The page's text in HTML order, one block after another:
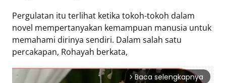
Pergulatan itu terlihat ketika tokoh-tokoh dalam
novel mempertanyakan kemampuan manusia untuk
memahami dirinya sendiri. Dalam salah satu
percakapan, Rohayah berkata,
arrow_forward_ios Baca selengkapnya